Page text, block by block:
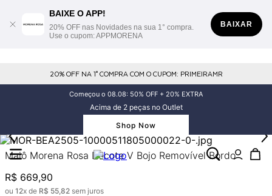
BAIXE O APP!
20% OFF nas Novidades na sua 1° compra.
Use o cupom: APPMORENA
BAIXAR
20% OFF NA 1° COMPRA COM O CUPOM: PRIMEIRAMR
Começou o 08.08: 50% OFF + 20% EXTRA
Acima de 2 peças no Outlet
Shop Now
Maiô Morena Rosa Decote V Bojo Removível Bordo
R$ 669,90
ou 12x de R$ 55,82 sem juros